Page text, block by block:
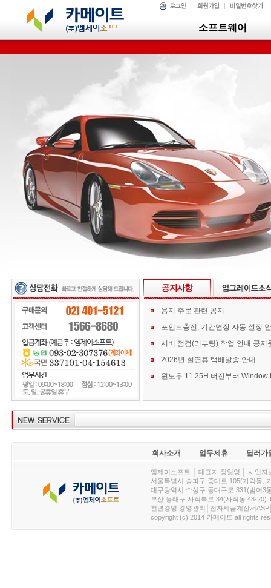
소프트웨어
용지 주문 관련 공지
포인트충전, 기간연장 자동 설정
서버 점검(리부팅) 작업 안내 공지
2026년 설연휴 택배발송 안내
회사소개 업무제휴 딜러가
엠제이소프트 │ 대표자 정일영 │ 사업
서울특별시 송파구 중대로 105(가락동,
대구광역시 수성구 동대구로 331(범어3
부산 동래구 사직북로 34(사직동 48-20)
천년경영 경영관리│전자세금계산서
copyright (c) 2014 카메이트 all rights